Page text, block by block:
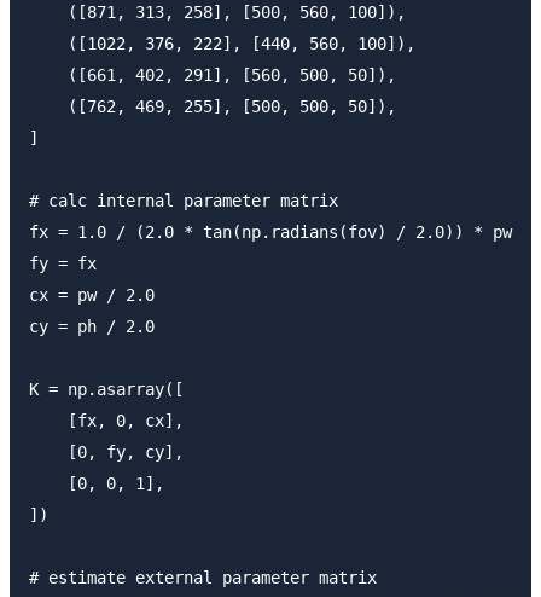
    ([871, 313, 258], [500, 560, 100]),
    ([1022, 376, 222], [440, 560, 100]),
    ([661, 402, 291], [560, 500, 50]),
    ([762, 469, 255], [500, 500, 50]),
]
# calc internal parameter matrix
fx = 1.0 / (2.0 * tan(np.radians(fov) / 2.0)) * pw
fy = fx
cx = pw / 2.0
cy = ph / 2.0
K = np.asarray([
    [fx, 0, cx],
    [0, fy, cy],
    [0, 0, 1],
])
# estimate external parameter matrix